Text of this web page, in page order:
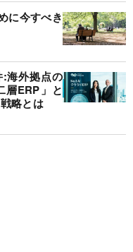
に今すべき
海外拠点の
層ERP」と
略とは